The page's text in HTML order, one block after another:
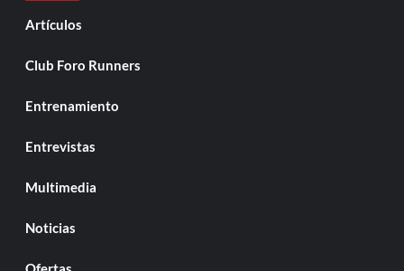
Artículos
Club Foro Runners
Entrenamiento
Entrevistas
Multimedia
Noticias